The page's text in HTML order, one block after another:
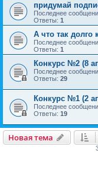
придумай
Последнее
Ответы: 1
А что так долго
Последнее
Ответы: 1
Конкурс №2 (8
Последнее
Ответы: 29
Конкурс №1 (2
Последнее
Ответы: 19
Новая тема